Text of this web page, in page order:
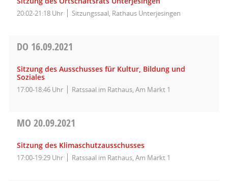
20:02-21:18 Uhr Sitzungssaal, Rathaus Unterjesingen
DO 16.09.2021
Sitzung des Ausschusses für Kultur, Bildung und
Soziales
17:00-18:46 Uhr Ratssaal im Rathaus, Am Markt 1
MO 20.09.2021
Sitzung des Klimaschutzausschusses
17:00-19:29 Uhr Ratssaal im Rathaus, Am Markt 1